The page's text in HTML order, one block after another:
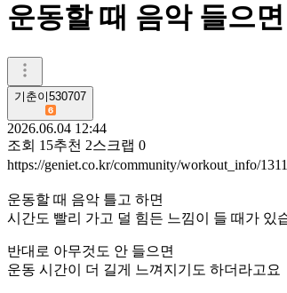
운동할 때 음악 들으
기춘이530707
2026.06.04 12:44
조회 15추천 2스크랩 0
https://geniet.co.kr/community/workout_info/
운동할 때 음악 틀고 하면
시간도 빨리 가고 덜 힘든 느낌이 들 때가 있
반대로 아무것도 안 들으면
운동 시간이 더 길게 느껴지기도 하더라고요